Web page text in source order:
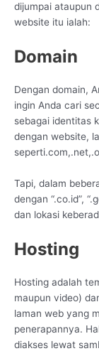
dijumpai ataupun
website itu ialah:
Domain
Dengan domain,
ingin Anda cari
sebagai identitas
dengan website,
Tapi, dalam
dengan “.co.id”,
dan lokasi
Hosting
Hosting adalah
maupun video)
laman web yang
penerapannya.
diakses lewat